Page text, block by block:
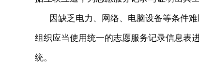
因缺乏电力、网络、电脑设备等条件
组织应当使用统一的志愿服务记录信息表
统。